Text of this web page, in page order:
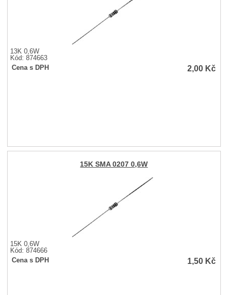
13K 0,6W
Kód: 874663
Cena s DPH
2,00 Kč
15K SMA 0207 0,6W
15K 0,6W
Kód: 874666
Cena s DPH
1,50 Kč